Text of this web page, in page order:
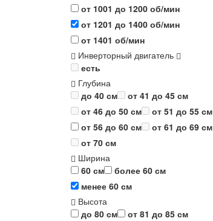
от 1001 до 1200 об/мин
от 1201 до 1400 об/мин
от 1401 об/мин
Инверторный двигатель
есть
Глубина
до 40 см
от 41 до 45 см
от 46 до 50 см
от 51 до 55 см
от 56 до 60 см
от 61 до 69 см
от 70 см
Ширина
60 см
более 60 см
менее 60 см
Высота
до 80 см
от 81 до 85 см